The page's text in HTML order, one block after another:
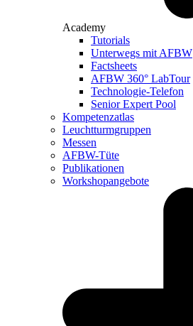
Academy
Tutorials
Unterwegs mit AFBW
Factsheets
AFBW 360° LabTour
Technologie-Telefon
Senior Expert Pool
Kompetenzatlas
Leuchtturm­gruppen
Messen
AFBW-Tüte
Publikationen
Workshopangebote